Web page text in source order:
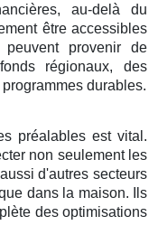
au-delà du
être accessibles
provenir de
régionaux, des
durables.
préalables est vital.
non seulement les
d'autres secteurs
dans la maison. Ils
des optimisations